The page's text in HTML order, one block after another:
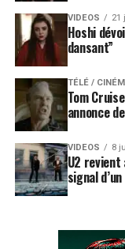
VIDEOS 21
Hoshi
dansant”
TÉLÉ /
Tom
annonce
VIDEOS 8
U2 revient
signal